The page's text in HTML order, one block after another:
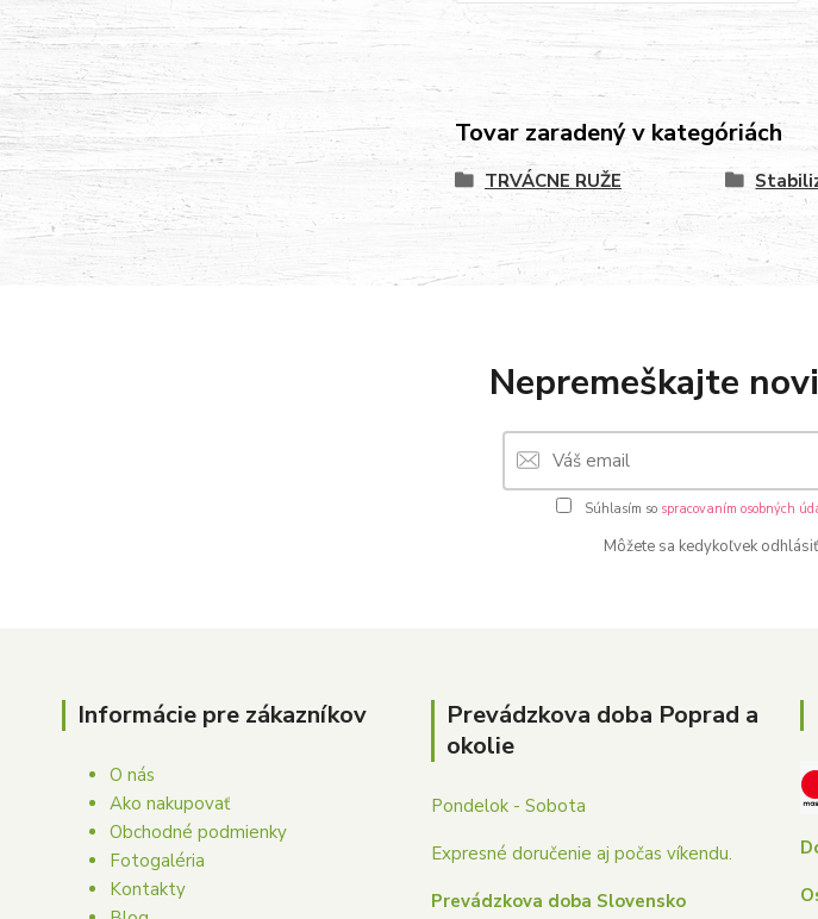
Tovar zaradený v kategóriách
TRVÁCNE RUŽE
Nepremeškajte
Súhlasím so spracovaním osobných
Môžete sa kedykoľvek
Informácie pre zákazníkov
O nás
Ako nakupovať
Obchodné podmienky
Fotogaléria
Kontakty
Prevádzkova doba Poprad a
okolie
Pondelok - Sobota
Expresné doručenie aj počas víkendu.
Prevádzkova doba Slovensko